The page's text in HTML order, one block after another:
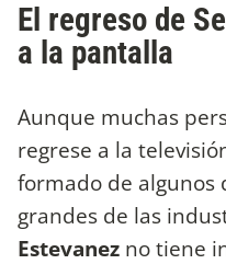
El regreso de
a la pantalla
Aunque muchas
regrese a la
formado de algunos
grandes de las
Estevanez no tiene